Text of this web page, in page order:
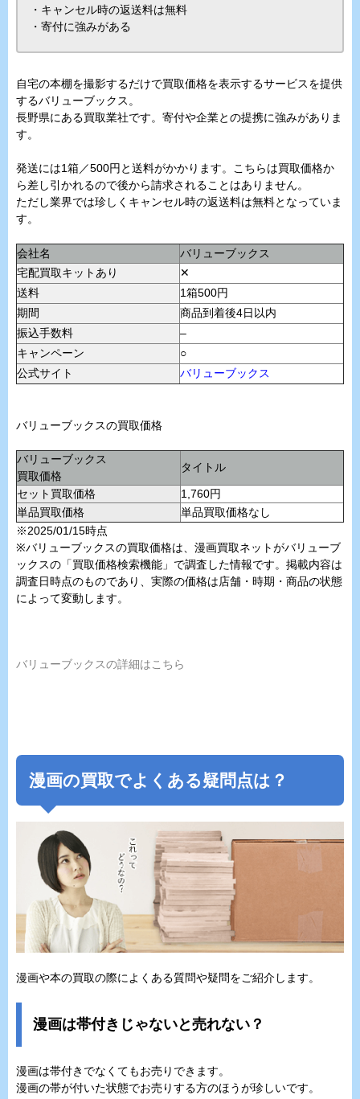
・キャンセル時の返送料は無料
・寄付に強みがある
自宅の本棚を撮影するだけで買取価格を表示するサービスを提供
するバリューブックス。
長野県にある買取業社です。寄付や企業との提携に強みがありま
す。
発送には1箱／500円と送料がかかります。こちらは買取価格か
ら差し引かれるので後から請求されることはありません。
ただし業界では珍しくキャンセル時の返送料は無料となっていま
す。
会社名
バリューブックス
宅配買取キットあり
✕
送料
1箱500円
期間
商品到着後4日以内
振込手数料
–
キャンペーン
○
公式サイト
バリューブックス
バリューブックスの買取価格
バリューブックス
買取価格
タイトル
セット買取価格
1,760円
単品買取価格
単品買取価格なし
※2025/01/15時点
※バリューブックスの買取価格は、漫画買取ネットがバリューブ
ックスの「買取価格検索機能」で調査した情報です。掲載内容は
調査日時点のものであり、実際の価格は店舗・時期・商品の状態
によって変動します。
バリューブックスの詳細はこちら
漫画の買取でよくある疑問点は？
漫画や本の買取の際によくある質問や疑問をご紹介します。
漫画は帯付きじゃないと売れない？
漫画は帯付きでなくてもお売りできます。
漫画の帯が付いた状態でお売りする方のほうが珍しいです。